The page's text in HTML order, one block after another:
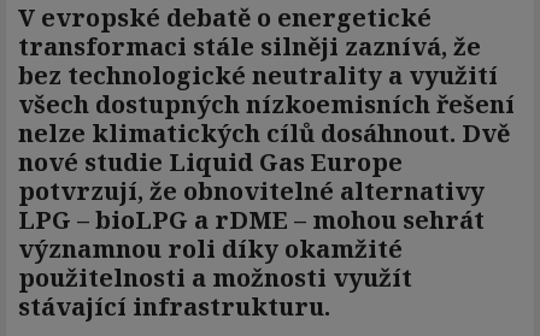
V evropské debatě o energetické
transformaci stále silněji zaznívá, že
bez technologické neutrality a využití
všech dostupných nízkoemisních řešení
nelze klimatických cílů dosáhnout. Dvě
nové studie Liquid Gas Europe
potvrzují, že obnovitelné alternativy
LPG – bioLPG a rDME – mohou sehrát
významnou roli díky okamžité
použitelnosti a možnosti využít
stávající infrastrukturu.